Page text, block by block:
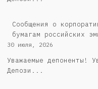
Cообщения о
бумагам российских
30 июля, 2026
Уважаемые депоненты!
Депози...